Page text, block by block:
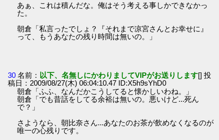
あぁ、これは積んだな。俺はそう考える事しかできなかっ
た。
朝倉「私言ったでしょ？『それまで凉宮さんとお幸せに』
って、もうあなたの残り時間は無いの。」
30 名前： 以下、名無しにかわりましてVIPがお送りします[] 投
稿日：2009/08/27(木) 06:04:10.47 ID:X5h9sYhD0
朝倉「ふふ、なんだかこうしてると懐かしいわね。」
朝倉「でも昔話をしてる余裕は無いの。悪いけど...死ん
で？」
さようなら、朝比奈さん...あなたのお茶が飲めなくなるのが
唯一の心残りです。